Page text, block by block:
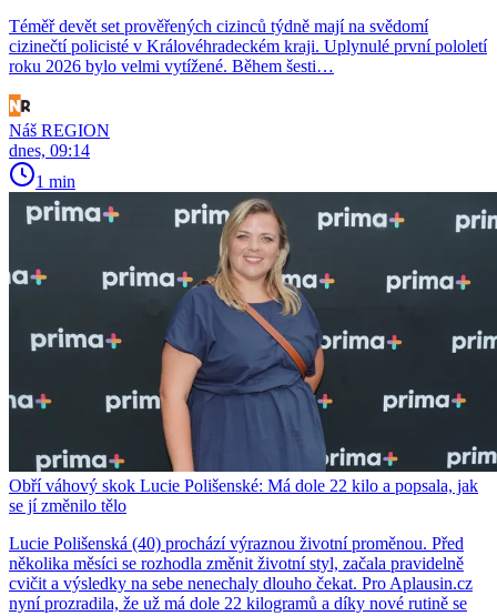
Téměř devět set prověřených cizinců týdně mají na svědomí
cizinečtí policisté v Královéhradeckém kraji. Uplynulé první pololetí
roku 2026 bylo velmi vytížené. Během šesti…
Náš REGION
dnes, 09:14
1 min
Obří váhový skok Lucie Polišenské: Má dole 22 kilo a popsala, jak
se jí změnilo tělo
Lucie Polišenská (40) prochází výraznou životní proměnou. Před
několika měsíci se rozhodla změnit životní styl, začala pravidelně
cvičit a výsledky na sebe nenechaly dlouho čekat. Pro Aplausin.cz
nyní prozradila, že už má dole 22 kilogramů a díky nové rutině se